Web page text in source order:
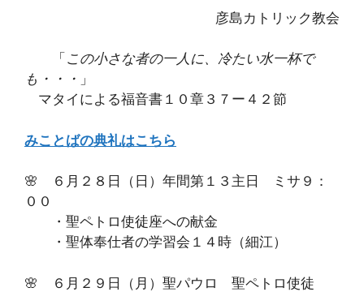
彦島カトリック教会
「 この小さな者の一人に、冷たい水一杯で
も・・・ 」
マタイによる福音書１０章３７ー４２節
みことばの典礼はこちら
🌸 ６月２８日（日）年間第１３主日 ミサ９：
００
・聖ペトロ使徒座への献金
・聖体奉仕者の学習会１４時（細江）
🌸 ６月２９日（月）聖パウロ 聖ペトロ使徒